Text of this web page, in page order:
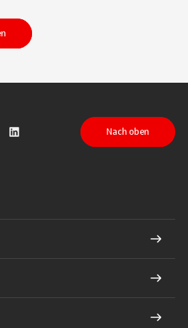
Instagram
auf TikTok
Sparkasse auf LinkedIn
Nach oben